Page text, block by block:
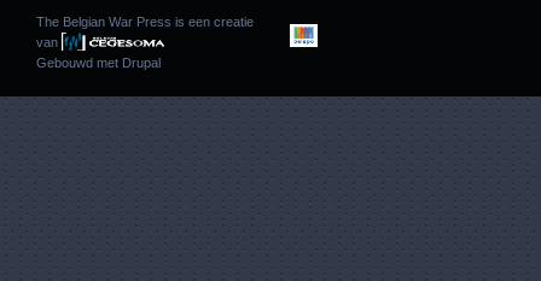
The Belgian War Press is een creatie
van
Gebouwd met Drupal